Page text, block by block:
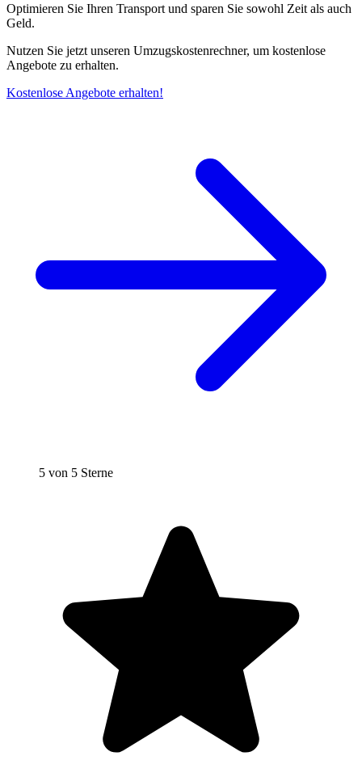
Optimieren Sie Ihren Transport und sparen Sie sowohl Zeit als auch
Geld.
Nutzen Sie jetzt unseren Umzugskostenrechner, um kostenlose
Angebote zu erhalten.
Kostenlose Angebote erhalten!
5 von 5 Sterne